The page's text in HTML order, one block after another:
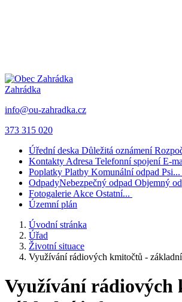
Zahrádka
info@ou-zahradka.cz
373 315 020
Úřední deska Důležitá oznámení
Kontakty Adresa Telefonní spojení E-
Poplatky Platby Komunální odpad Psi...
OdpadyNebezpečný odpad Objemný
Fotogalerie Akce Ostatní...
Územní plán
Úvodní stránka
Úřad
Životní situace
Využívání rádiových kmitočtů -
Využívání rádiových